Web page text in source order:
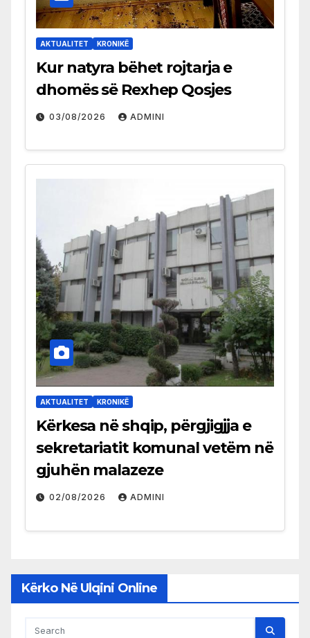
AKTUALITET KRONIKË
Kur natyra bëhet rojtarja e
dhomës së Rexhep Qosjes
03/08/2026 ADMINI
AKTUALITET KRONIKË
Kërkesa në shqip, përgjigjja e
sekretariatit komunal vetëm në
gjuhën malazeze
02/08/2026 ADMINI
Kërko Në Ulqini Online